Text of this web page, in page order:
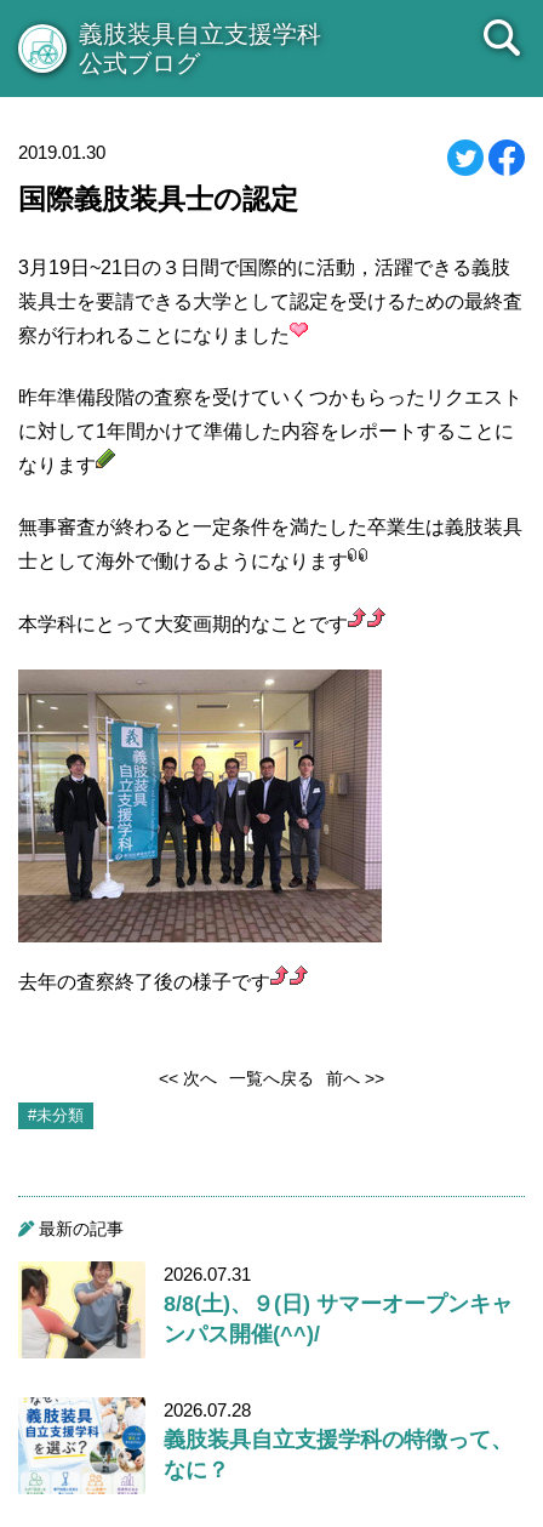
義肢装具自立支援学科
公式ブログ
2019.01.30
国際義肢装具士の認定
3月19日~21日の３日間で国際的に活動，活躍できる義肢
装具士を要請できる大学として認定を受けるための最終査
察が行われることになりました
昨年準備段階の査察を受けていくつかもらったリクエスト
に対して1年間かけて準備した内容をレポートすることに
なります
無事審査が終わると一定条件を満たした卒業生は義肢装具
士として海外で働けるようになります
本学科にとって大変画期的なことです
去年の査察終了後の様子です
<< 次へ 一覧へ戻る 前へ >>
#未分類
最新の記事
2026.07.31
8/8(土)、９(日) サマーオープンキャ
ンパス開催(^^)/
2026.07.28
義肢装具自立支援学科の特徴って、
なに？